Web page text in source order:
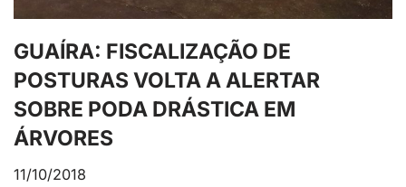
GUAÍRA: FISCALIZAÇÃO DE
POSTURAS VOLTA A ALERTAR
SOBRE PODA DRÁSTICA EM
ÁRVORES
11/10/2018